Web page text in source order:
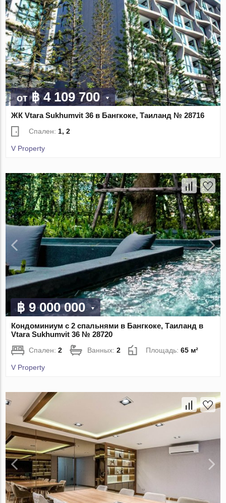
от฿ 4 109 700
ЖК Vtara Sukhumvit 36 в Бангкоке, Таиланд № 28716
Спален: 1, 2
V Property
฿ 9 000 000
Кондоминиум с 2 спальнями в Бангкоке, Таиланд в
Vtara Sukhumvit 36 № 28720
Спален:2 Ванных:2 Площадь:65 м²
V Property